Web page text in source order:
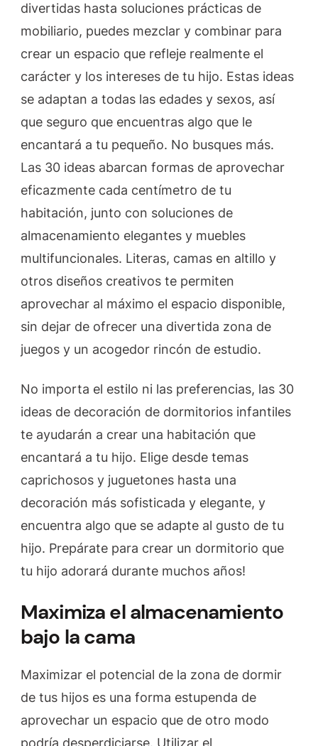
divertidas hasta soluciones prácticas de
mobiliario, puedes mezclar y combinar para
crear un espacio que refleje realmente el
carácter y los intereses de tu hijo. Estas ideas
se adaptan a todas las edades y sexos, así
que seguro que encuentras algo que le
encantará a tu pequeño. No busques más.
Las 30 ideas abarcan formas de aprovechar
eficazmente cada centímetro de tu
habitación, junto con soluciones de
almacenamiento elegantes y muebles
multifuncionales. Literas, camas en altillo y
otros diseños creativos te permiten
aprovechar al máximo el espacio disponible,
sin dejar de ofrecer una divertida zona de
juegos y un acogedor rincón de estudio.
No importa el estilo ni las preferencias, las 30
ideas de decoración de dormitorios infantiles
te ayudarán a crear una habitación que
encantará a tu hijo. Elige desde temas
caprichosos y juguetones hasta una
decoración más sofisticada y elegante, y
encuentra algo que se adapte al gusto de tu
hijo. Prepárate para crear un dormitorio que
tu hijo adorará durante muchos años!
Maximiza el almacenamiento
bajo la cama
Maximizar el potencial de la zona de dormir
de tus hijos es una forma estupenda de
aprovechar un espacio que de otro modo
podría desperdiciarse. Utilizar el